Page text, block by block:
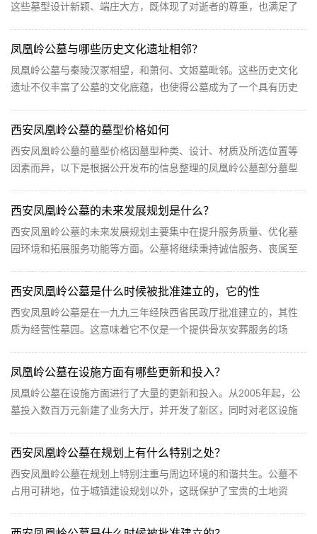
这些墓型设计新颖、端庄大方，既体现了对逝者的尊重，也满足了
凤凰岭公墓与哪些历史文化遗址相邻？
凤凰岭公墓与秦陵汉冢相望，和萧何、文姬墓毗邻。这些历史文化
遗址不仅丰富了公墓的文化底蕴，也使得公墓成为了一个具有历史
西安凤凰岭公墓的墓型价格如何
西安凤凰岭公墓的墓型价格因墓型种类、设计、材质及所选位置等
因素而异，以下是根据公开发布的信息整理的凤凰岭公墓部分墓型
西安凤凰岭公墓的未来发展规划是什么？
西安凤凰岭公墓的未来发展规划主要集中在提升服务质量、优化墓
园环境和拓展服务功能等方面。公墓将继续秉持诚信服务、丧属至
西安凤凰岭公墓是什么时候被批准建立的，它的性
西安凤凰岭公墓是在一九九三年经陕西省民政厅批准建立的，其性
质为经营性墓园。这意味着它不仅是一个提供骨灰安葬服务的场
凤凰岭公墓在设施方面有哪些更新和投入？
凤凰岭公墓在设施方面进行了大量的更新和投入。从2005年起，公
墓投入数百万元新建了业务大厅，并开发了新区，同时对老区设施
西安凤凰岭公墓在规划上有什么特别之处？
西安凤凰岭公墓在规划上特别注重与周边环境的和谐共生。公墓不
占用可耕地，位于城镇建设规划以外，这既保护了宝贵的土地资